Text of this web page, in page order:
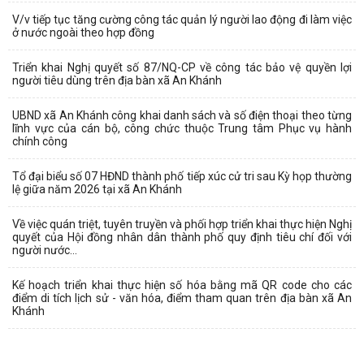
V/v tiếp tục tăng cường công tác quản lý người lao động đi làm việc
ở nước ngoài theo hợp đồng
Triển khai Nghị quyết số 87/NQ-CP về công tác bảo vệ quyền lợi
người tiêu dùng trên địa bàn xã An Khánh
UBND xã An Khánh công khai danh sách và số điện thoại theo từng
lĩnh vực của cán bộ, công chức thuộc Trung tâm Phục vụ hành
chính công
Tổ đại biểu số 07 HĐND thành phố tiếp xúc cử tri sau Kỳ họp thường
lệ giữa năm 2026 tại xã An Khánh
Về việc quán triệt, tuyên truyền và phối hợp triển khai thực hiện Nghị
quyết của Hội đồng nhân dân thành phố quy định tiêu chí đối với
người nước...
Kế hoạch triển khai thực hiện số hóa bằng mã QR code cho các
điểm di tích lịch sử - văn hóa, điểm tham quan trên địa bàn xã An
Khánh